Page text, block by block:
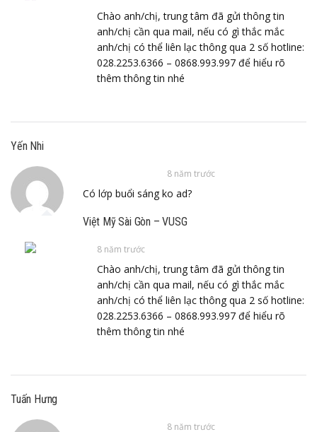
Chào anh/chị, trung tâm đã gửi thông tin
anh/chị cần qua mail, nếu có gì thắc mắc
anh/chị có thể liên lạc thông qua 2 số hotline:
028.2253.6366 – 0868.993.997 để hiểu rõ
thêm thông tin nhé
Yến Nhi
8 năm trước
Có lớp buổi sáng ko ad?
Việt Mỹ Sài Gòn – VUSG
8 năm trước
Chào anh/chị, trung tâm đã gửi thông tin
anh/chị cần qua mail, nếu có gì thắc mắc
anh/chị có thể liên lạc thông qua 2 số hotline:
028.2253.6366 – 0868.993.997 để hiểu rõ
thêm thông tin nhé
Tuấn Hưng
8 năm trước